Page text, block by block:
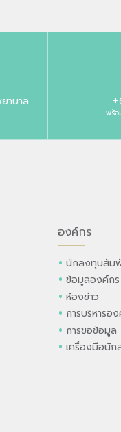
าบาล
พร้อ
องค์กร
นักลงทุนสัม
ข้อมูลองค์กร
ห้องข่าว
การบริหารอ
การขอข้อมูล
เครื่องมือนัก